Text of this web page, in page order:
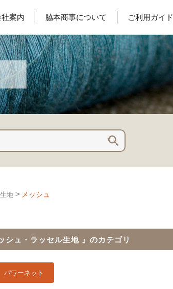
案内 脇本商事について ご利用ガイド
地 > メッシュ
シュ・ラッセル生地 』のカテゴリ
パワーネット